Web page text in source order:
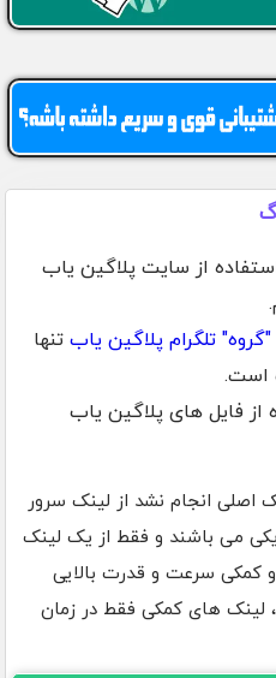
از سایت پلاگین یاب
"گروه" تلگرام پلاگین یاب تنها
است.
از فایل های پلاگین یاب
اصلی انجام نشد از لینک سرور
می باشند و فقط از یک لینک
کمکی سرعت و قدرت بالایی
لینک های کمکی فقط در زمان